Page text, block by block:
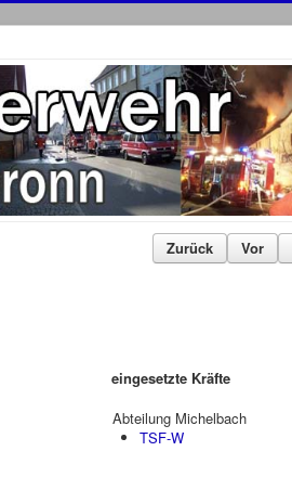
Zurück Vor
eingesetzte Kräfte
Abteilung Michelbach
TSF-W